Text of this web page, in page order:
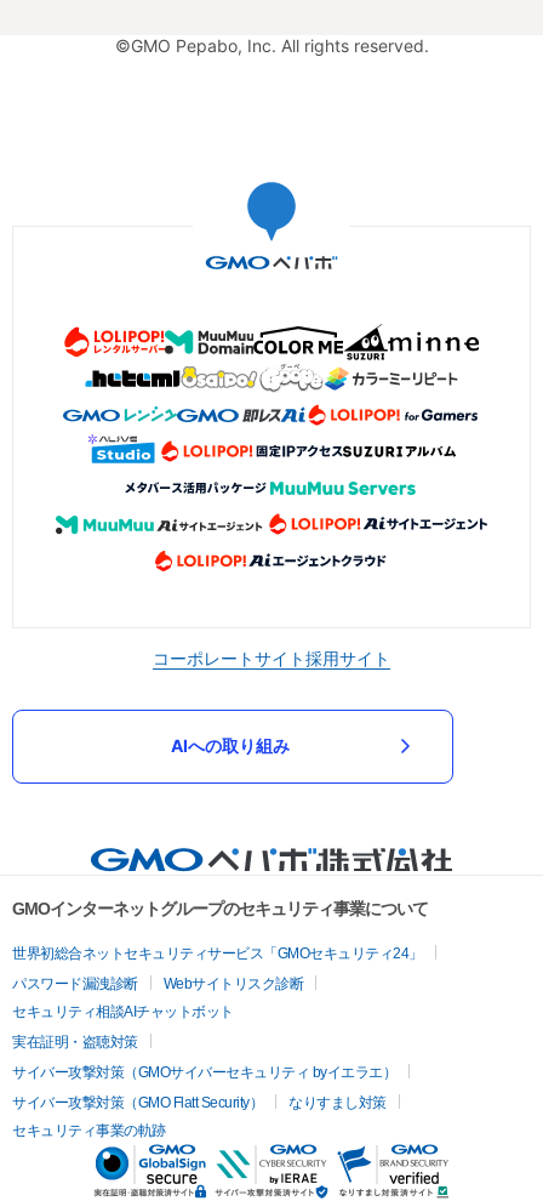
©GMO Pepabo, Inc. All rights reserved.
コーポレートサイト採用サイト
AIへの取り組み
GMOインターネットグループのセキュリティ事業について
世界初総合ネットセキュリティサービス「GMOセキュリティ24」
パスワード漏洩診断
Webサイトリスク診断
セキュリティ相談AIチャットボット
実在証明・盗聴対策
サイバー攻撃対策（GMOサイバーセキュリティ byイエラエ）
サイバー攻撃対策（GMO Flatt Security）
なりすまし対策
セキュリティ事業の軌跡